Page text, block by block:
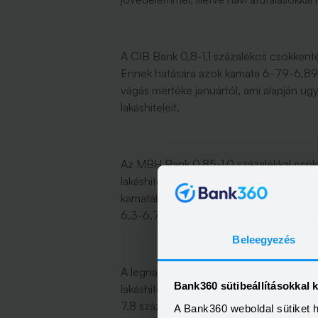
Beleegyezés
Bank360 sütibeállításokkal
A Bank360 weboldal sütiket
A CIB Bank 0,8-1,1 százalékos
Ennek hatására azok kamata 6-79-6,89
vágás mértéke januártól, ami alapján
lakáshiteleit.
Az MBH Bank 0,85-1,0 százalékkal
lakáshitelt, de kiemelkedő
kamatába a legbátrabban, ugyanis 1,15-
6,3-6,7 százalékos kamattal kínálja majd
A legnagyobb hazai bank, az OTP már
lakáshitelkamatait. E szerint a jelenleg
7,8 százalékosat pedig 6,87-re.